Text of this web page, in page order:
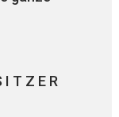
I T Z E R